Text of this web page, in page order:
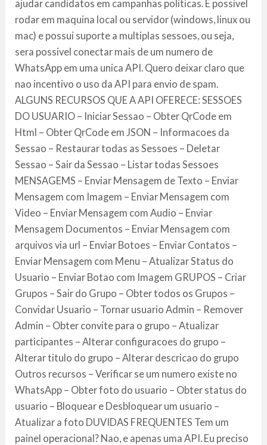
ajudar candidatos em campanhas politicas. E possivel
rodar em maquina local ou servidor (windows, linux ou
mac) e possui suporte a multiplas sessoes, ou seja,
sera possivel conectar mais de um numero de
WhatsApp em uma unica API. Quero deixar claro que
nao incentivo o uso da API para envio de spam.
ALGUNS RECURSOS QUE A API OFERECE: SESSOES
DO USUARIO – Iniciar Sessao – Obter QrCode em
Html – Obter QrCode em JSON – Informacoes da
Sessao – Restaurar todas as Sessoes – Deletar
Sessao – Sair da Sessao – Listar todas Sessoes
MENSAGEMS – Enviar Mensagem de Texto – Enviar
Mensagem com Imagem – Enviar Mensagem com
Video – Enviar Mensagem com Audio – Enviar
Mensagem Documentos – Enviar Mensagem com
arquivos via url – Enviar Botoes – Enviar Contatos –
Enviar Mensagem com Menu – Atualizar Status do
Usuario – Enviar Botao com Imagem GRUPOS – Criar
Grupos – Sair do Grupo – Obter todos os Grupos –
Convidar Usuario – Tornar usuario Admin – Remover
Admin – Obter convite para o grupo – Atualizar
participantes – Alterar configuracoes do grupo –
Alterar titulo do grupo – Alterar descricao do grupo
Outros recursos – Verificar se um numero existe no
WhatsApp – Obter foto do usuario – Obter status do
usuario – Bloquear e Desbloquear um usuario –
Atualizar a foto DUVIDAS FREQUENTES Tem um
painel operacional? Nao, e apenas uma API. Eu preciso